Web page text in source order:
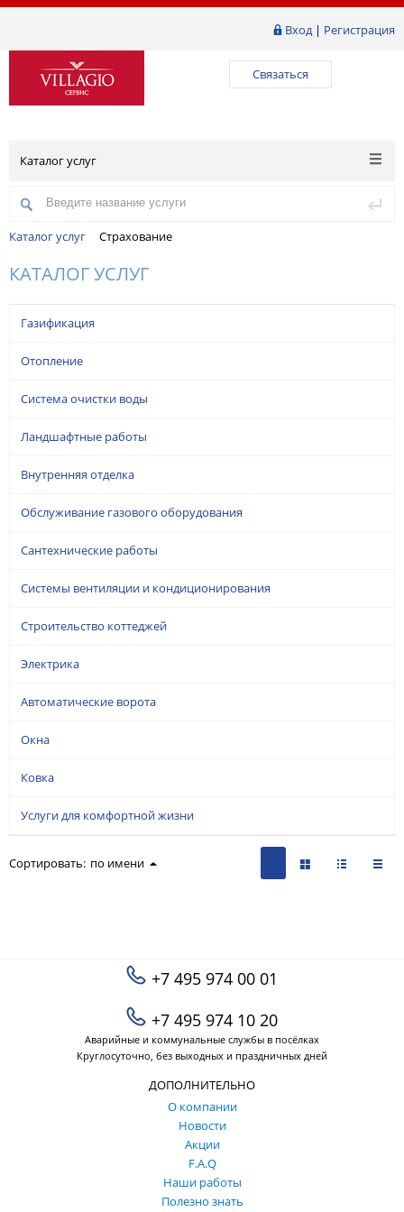
Вход| Регистрация
Связаться
Каталог услуг
Каталог услуг Страхование
КАТАЛОГ УСЛУГ
Газификация
Отопление
Система очистки воды
Ландшафтные работы
Внутренняя отделка
Обслуживание газового оборудования
Сантехнические работы
Системы вентиляции и кондиционирования
Строительство коттеджей
Электрика
Автоматические ворота
Окна
Ковка
Услуги для комфортной жизни
Сортировать: по имени
+7 495 974 00 01
+7 495 974 10 20
Аварийные и коммунальные службы в посёлках
Круглосуточно, без выходных и праздничных дней
ДОПОЛНИТЕЛЬНО
О компании
Новости
Акции
F.A.Q
Наши работы
Полезно знать